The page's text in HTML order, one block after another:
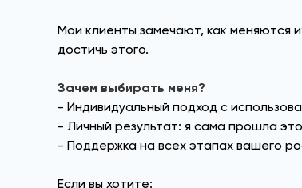
Мои клиенты замечают, как меняются
достичь этого.
Зачем выбирать меня?
- Индивидуальный подход с
- Личный результат: я сама прошла
- Поддержка на всех этапах вашего
Если вы хотите: